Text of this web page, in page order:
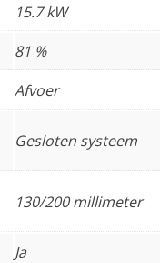
15.7 kW
81 %
Afvoer
Gesloten systeem
130/200 millimeter
Ja